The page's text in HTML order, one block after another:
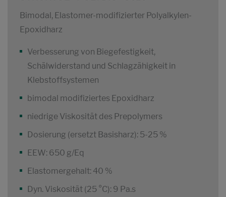
Bimodal, Elastomer-modifizierter Polyalkylen-
Epoxidharz
Verbesserung von Biegefestigkeit,
Schälwiderstand und Schlagzähigkeit in
Klebstoffsystemen
bimodal modifiziertes Epoxidharz
niedrige Viskosität des Prepolymers
Dosierung (ersetzt Basisharz): 5-25 %
EEW: 650 g/Eq
Elastomergehalt: 40 %
Dyn. Viskosität (25 °C): 9 Pa.s